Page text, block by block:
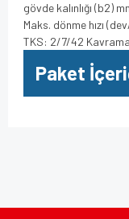
gövde kalınlığı (b2)
Maks. dönme hızı
TKS: 2/7/42 Kavrama
Paket